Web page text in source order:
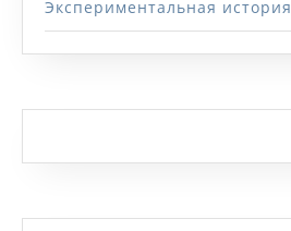
Экспериментальная история